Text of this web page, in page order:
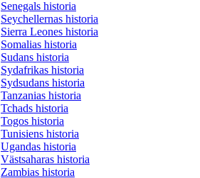
Senegals historia
Seychellernas historia
Sierra Leones historia
Somalias historia
Sudans historia
Sydafrikas historia
Sydsudans historia
Tanzanias historia
Tchads historia
Togos historia
Tunisiens historia
Ugandas historia
Västsaharas historia
Zambias historia